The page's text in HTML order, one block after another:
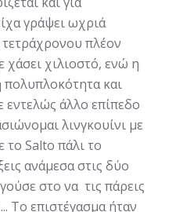
γράψει ωχριά
πλέον
χάσει χιλιοστό, ενώ η
πολυπλοκότητα και
άλλο επίπεδο
λινγκουίνι με
το Salto πάλι το
ανάμεσα στις δύο
στο να τις πάρεις
Το επιστέγασμα ήταν